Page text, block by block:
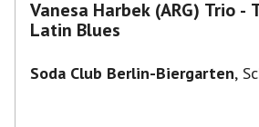
Vanesa Harbek (ARG) Trio -
Latin Blues
Soda Club Berlin-Biergarten,